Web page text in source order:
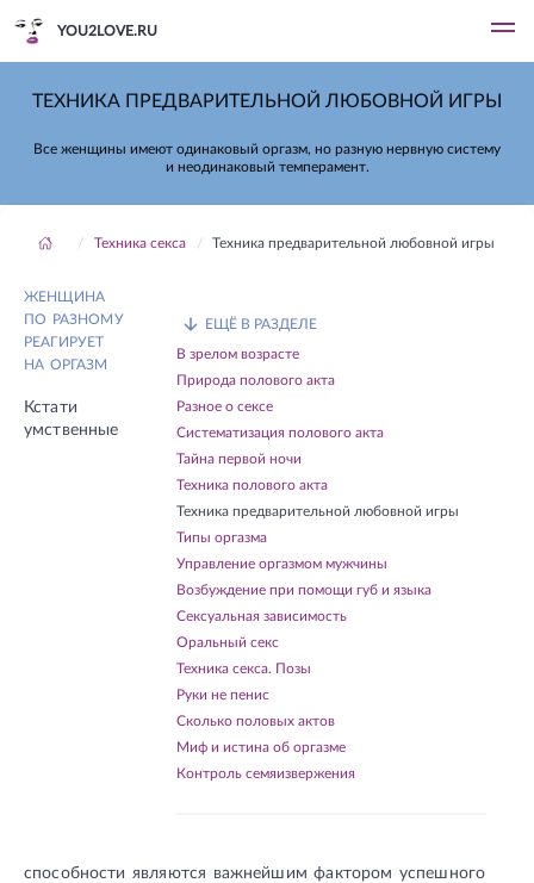
YOU2LOVE.RU
ТЕХНИКА ПРЕДВАРИТЕЛЬНОЙ ЛЮБОВНОЙ ИГРЫ
Все женщины имеют одинаковый оргазм, но разную нервную систему
и неодинаковый темперамент.
Техника секса Техника предварительной любовной игры
ЕЩЁ В РАЗДЕЛЕ
В зрелом возрасте
Природа полового акта
Разное о сексе
Систематизация полового акта
Тайна первой ночи
Техника полового акта
Техника предварительной любовной игры
Типы оргазма
Управление оргазмом мужчины
Возбуждение при помощи губ и языка
Сексуальная зависимость
Оральный секс
Техника секса. Позы
Руки не пенис
Сколько половых актов
Миф и истина об оргазме
Контроль семяизвержения
ЖЕНЩИНА
ПО РАЗНОМУ
РЕАГИРУЕТ
НА ОРГАЗМ
Кстати
умственные
способности являются важнейшим фактором успешного